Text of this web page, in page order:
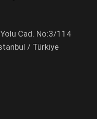
Cad. No:3/114
/ Türkiye